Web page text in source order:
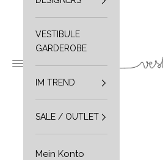
Vestibule
Navigationsmenü öffnen
VESTIBULE
GARDEROBE
IM TREND
SALE / OUTLET
Mein Konto